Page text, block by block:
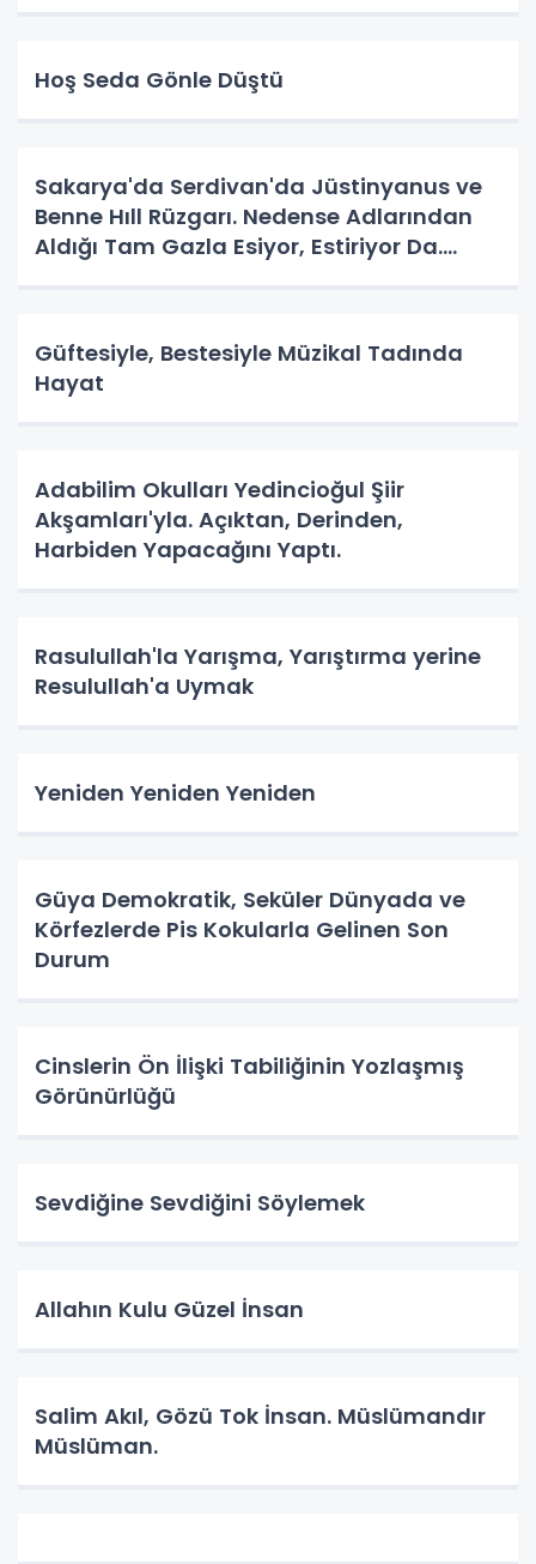
Hoş Seda Gönle Düştü
Sakarya'da Serdivan'da Jüstinyanus ve
Benne Hıll Rüzgarı. Nedense Adlarından
Aldığı Tam Gazla Esiyor, Estiriyor Da.
Güftesiyle, Bestesiyle Müzikal Tadında
Hayat
Adabilim Okulları Yedincioğul Şiir
Akşamları'yla. Açıktan, Derinden,
Harbiden Yapacağını Yaptı.
Rasulullah'la Yarışma, Yarıştırma yerine
Resulullah'a Uymak
Yeniden Yeniden Yeniden
Güya Demokratik, Seküler Dünyada ve
Körfezlerde Pis Kokularla Gelinen Son
Durum
Cinslerin Ön İlişki Tabiliğinin Yozlaşmış
Görünürlüğü
Sevdiğine Sevdiğini Söylemek
Allahın Kulu Güzel İnsan
Salim Akıl, Gözü Tok İnsan. Müslümandır
Müslüman.